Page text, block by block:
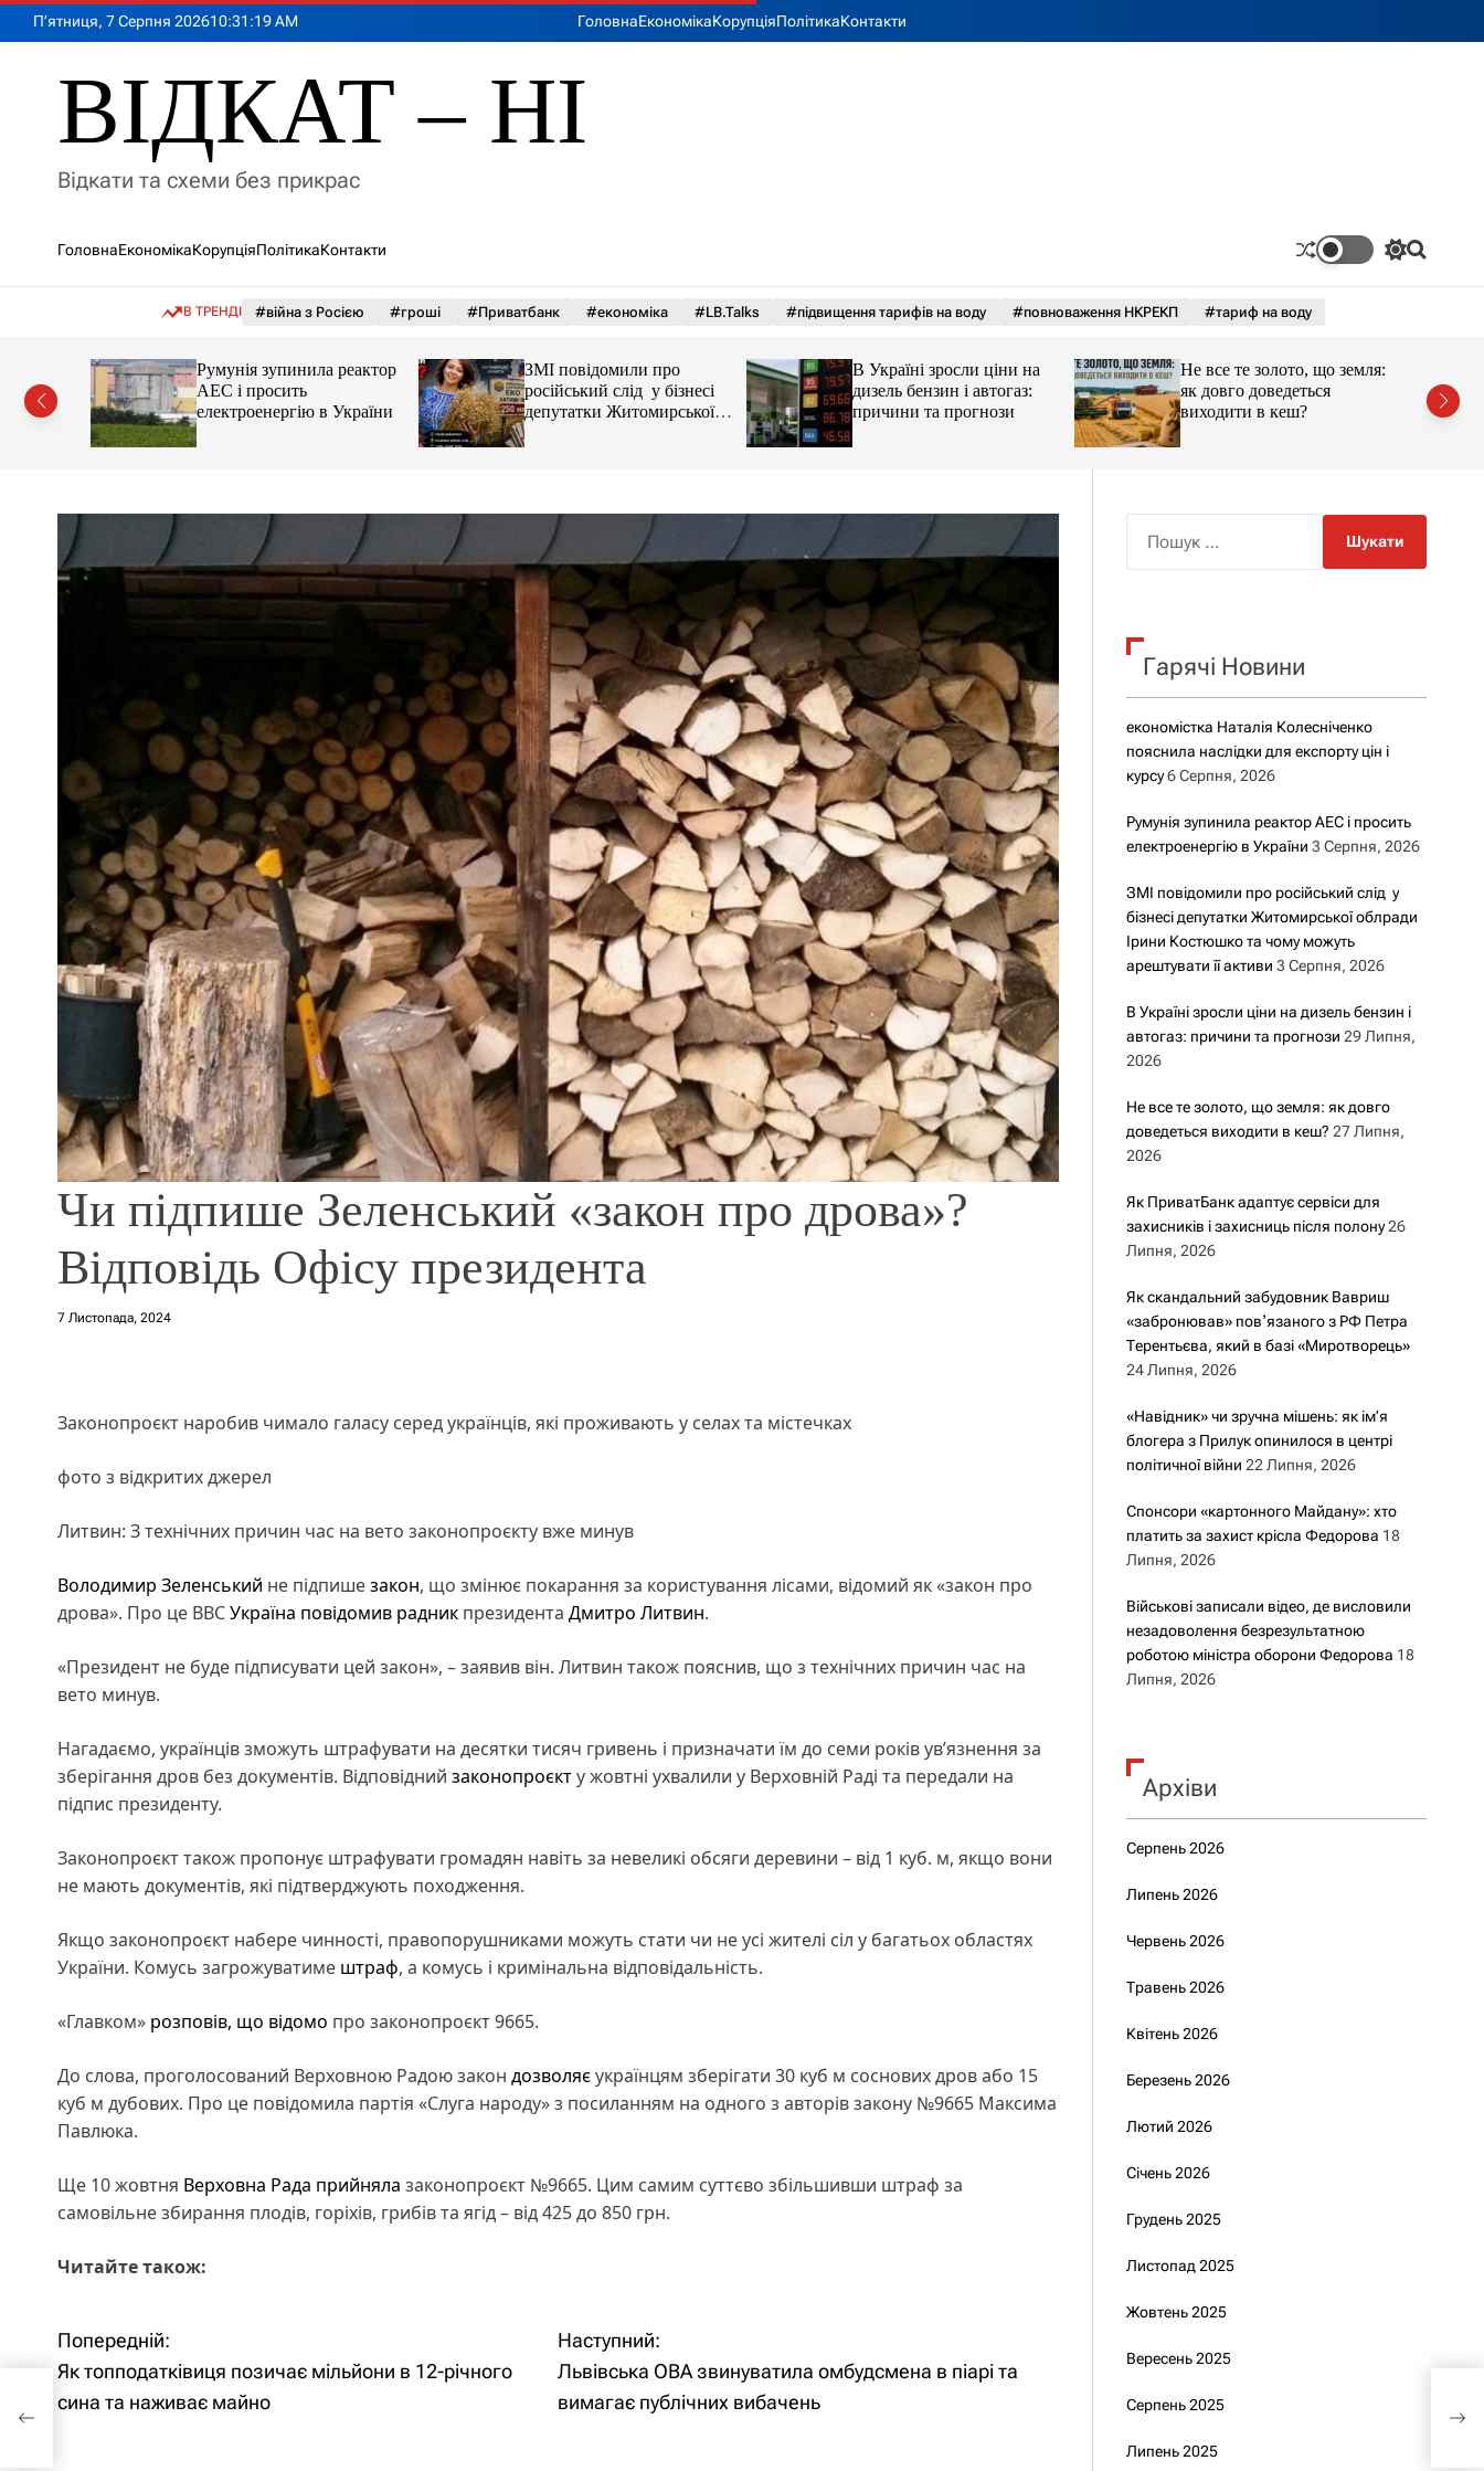
П’ятниця, 7 Серпня 202610:31 :20AM ГоловнаЕкономікаКорупціяПолітикаКонтакти
ВІДКАТ – НІ
Відкати та схеми без прикрас
ГоловнаЕкономікаКорупціяПолітикаКонтакти
П
к
р
о
у
П
В ТРЕНДІ #війна з Росією #гроші #Приватбанк #економіка #LB.Talks #підвищення тарифів на воду #повноваження НКРЕКП #тариф на воду
цін і
Румунія зупинила реактор
АЕС і просить
електроенергію в України
ЗМІ повідомили про
російський слід у бізнесі
депутатки Житомирської
облради Ірини Костюшко
та чому можуть арештувати
В Україні зросли ціни на
дизель бензин і автогаз:
причини та прогнози
Не все те золото, що земля:
як довго доведеться
виходити в кеш?
Чи підпише Зеленський «закон про дрова»?
Відповідь Офісу президента
7 Листопада, 2024
Законопроєкт наробив чимало галасу серед українців, які проживають у селах та містечках
фото з відкритих джерел
Литвин: З технічних причин час на вето законопроєкту вже минув
Володимир Зеленський не підпишезакон, що змінює покарання за користування лісами, відомий як «закон про
дрова». Про це ВВСУкраїна повідомив радник президента Дмитро Литвин.
«Президент не буде підписувати цей закон», – заявив він. Литвин також пояснив, що з технічних причин час на
вето минув.
Нагадаємо, українців зможуть штрафувати на десятки тисяч гривень і призначати їм до семи років ув’язнення за
зберігання дров без документів. Відповідний законопроєкту жовтні ухвалили у Верховній Раді та передали на
підпис президенту.
Законопроєкт також пропонує штрафувати громадян навіть за невеликі обсяги деревини – від 1 куб. м, якщо вони
не мають документів, які підтверджують походження.
Якщо законопроєкт набере чинності, правопорушниками можуть стати чи не усі жителі сіл у багатьох областях
України. Комусь загрожуватиме штраф, а комусь і кримінальна відповідальність.
«Главком» розповів, що відомо про законопроєкт 9665.
До слова, проголосований Верховною Радою закон дозволяєукраїнцям зберігати 30 куб м соснових дров або 15
куб м дубових. Про це повідомила партія «Слуга народу» з посиланням на одного з авторів закону №9665 Максима
Павлюка.
Ще 10 жовтня Верховна Рада прийняла законопроєкт №9665. Цим самим суттєво збільшивши штраф за
самовільне збирання плодів, горіхів, грибів та ягід – від 425 до 850 грн.
Читайте також:
Н
а
Попередній:
Як топподатківиця позичає мільйони в 12-річного
сина та наживає майно
Наступний:
Львівська ОВА звинуватила омбудсмена в піарі та
вимагає публічних вибачень
к
Гарячі Новини
економістка Наталія Колесніченко
пояснила наслідки для експорту цін і
курсу 6 Серпня, 2026
Румунія зупинила реактор АЕС і просить
електроенергію в України 3 Серпня, 2026
ЗМІ повідомили про російський слід у
бізнесі депутатки Житомирської облради
Ірини Костюшко та чому можуть
арештувати її активи 3 Серпня, 2026
В Україні зросли ціни на дизель бензин і
автогаз: причини та прогнози 29 Липня,
2026
Не все те золото, що земля: як довго
доведеться виходити в кеш? 27 Липня,
2026
Як ПриватБанк адаптує сервіси для
захисників і захисниць після полону 26
Липня, 2026
Як скандальний забудовник Вавриш
«забронював» повʼязаного з РФ Петра
Терентьєва, який в базі «Миротворець»
24 Липня, 2026
«Навідник» чи зручна мішень: як ім’я
блогера з Прилук опинилося в центрі
політичної війни 22 Липня, 2026
Спонсори «картонного Майдану»: хто
платить за захист крісла Федорова 18
Липня, 2026
Військові записали відео, де висловили
незадоволення безрезультатною
роботою міністра оборони Федорова 18
Липня, 2026
Архіви
Серпень 2026
Липень 2026
Червень 2026
Травень 2026
Квітень 2026
Березень 2026
Лютий 2026
Січень 2026
Грудень 2025
Листопад 2025
Жовтень 2025
Вересень 2025
Серпень 2025
Липень 2025